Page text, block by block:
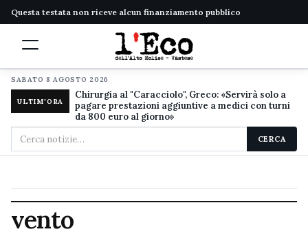
Questa testata non riceve alcun finanziamento pubblico
SABATO 8 AGOSTO 2026
ULTIM'ORA
Chirurgia al "Caracciolo", Greco: «Servirà solo a
pagare prestazioni aggiuntive a medici con turni
da 800 euro al giorno»
Cerca
nel
CERCA
vento